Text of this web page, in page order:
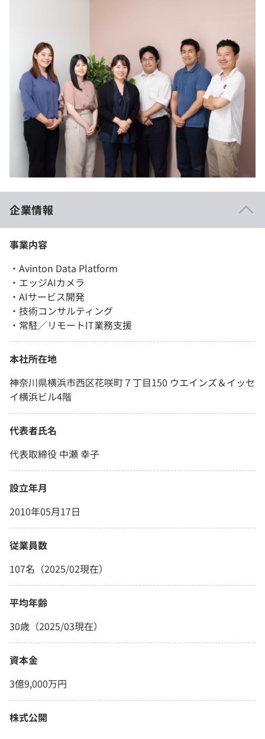
企業情報
事業内容
・Avinton Data Platform
・エッジAIカメラ
・AIサービス開発
・技術コンサルティング
・常駐／リモートIT業務支援
本社所在地
神奈川県横浜市西区花咲町７丁目150 ウエインズ＆イッセ
イ横浜ビル4階
代表者氏名
代表取締役 中瀬 幸子
設立年月
2010年05月17日
従業員数
107名（2025/02現在）
平均年齢
30歳（2025/03現在）
資本金
3億9,000万円
株式公開